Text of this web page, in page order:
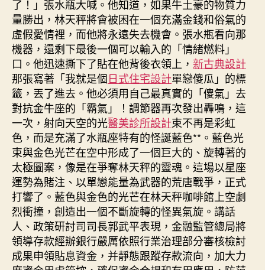
了！」張水瓶大喊。他知道，如果牛土豪的物質力
量勝出，林天秤將會被困在一個充滿金錢和俗氣的
虛假愛情裡，而他將永遠失去機會。張水瓶看向那
機器，還剩下最後一個可以輸入的「情緒燃料」
口。他迅速撕下了貼在他背後衣領上， 新古典設計
那張寫著「我就是個日式住宅設計單戀傻瓜」的標
籤，丟了進去。他必須用自己最真實的「傻氣」去
對抗金牛座的「霸氣」！調節器再次發出轟鳴，這
一次，射向天空的光醫美診所設計束不再是彩虹
色，而是充滿了水瓶座特有的怪誕藍色**。藍色光
束與金色光芒在空中形成了一個巨大的、旋轉著的
太極圖案，像是在爭奪林天秤的靈魂。這場以星座
運勢為賭注、以單戀能量為武器的荒唐戰爭，正式
打響了。藍色與金色的光芒在林天秤咖啡館上空劇
烈衝撞，創造出一個不斷旋轉的怪異氣旋。講話
人、政策研討司司長郭武平表現，金融監管總局將
領導存款經辦銀行嚴厲依照行業治理部分審核檢討
成果申領貼息資金，并靜態跟蹤存款流向，加大力